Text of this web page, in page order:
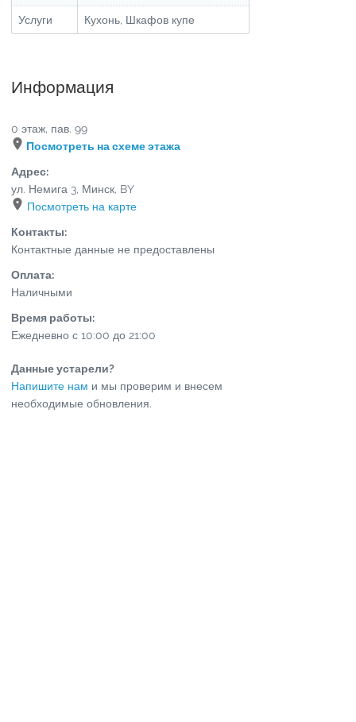
Услуги Кухонь, Шкафов купе
Информация
0 этаж, пав. 99
Посмотреть на схеме этажа
Адрес:
ул. Немига 3, Минск, BY
Посмотреть на карте
Контакты:
Контактные данные не предоставлены
Оплата:
Наличными
Время работы:
Ежедневно с 10:00 до 21:00
Данные устарели?
Напишите нам и мы проверим и внесем
необходимые обновления.